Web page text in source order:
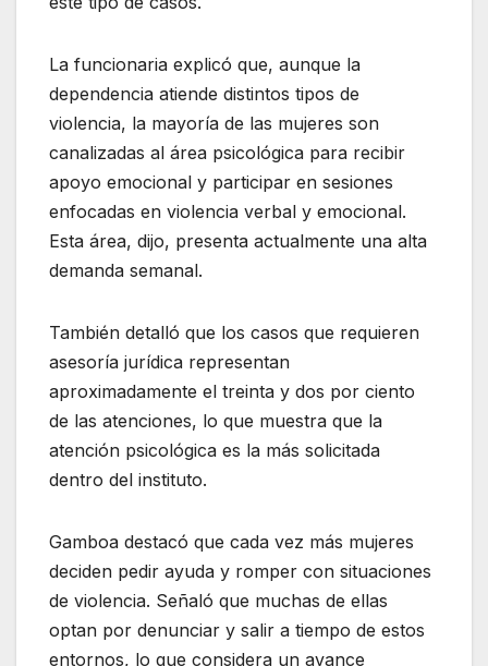
La funcionaria explicó que, aunque la
dependencia atiende distintos tipos de
violencia, la mayoría de las mujeres son
canalizadas al área psicológica para recibir
apoyo emocional y participar en sesiones
enfocadas en violencia verbal y emocional.
Esta área, dijo, presenta actualmente una alta
demanda semanal.
También detalló que los casos que requieren
asesoría jurídica representan
aproximadamente el treinta y dos por ciento
de las atenciones, lo que muestra que la
atención psicológica es la más solicitada
dentro del instituto.
Gamboa destacó que cada vez más mujeres
deciden pedir ayuda y romper con situaciones
de violencia. Señaló que muchas de ellas
optan por denunciar y salir a tiempo de estos
entornos, lo que considera un avance